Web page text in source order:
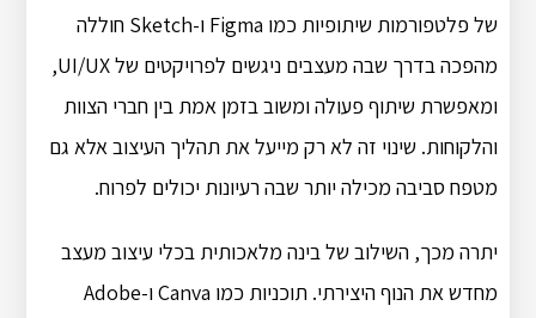
של פלטפורמות שיתופיות כמו Figma ו-Sketch חוללה
מהפכה בדרך שבה מעצבים ניגשים לפרויקטים של UI/UX,
ומאפשרת שיתוף פעולה ומשוב בזמן אמת בין חברי הצוות
והלקוחות. שינוי זה לא רק מייעל את תהליך העיצוב אלא גם
מטפח סביבה מכילה יותר שבה רעיונות יכולים לפרוח.
יתרה מכך, השילוב של בינה מלאכותית בכלי עיצוב מעצב
מחדש את הנוף היצירתי. תוכניות כמו Canva ו-Adobe